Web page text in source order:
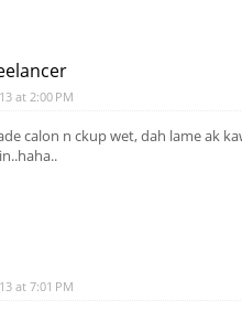
at 2:00 PM
calon n ckup wet, dah lame ak
at 7:01 PM